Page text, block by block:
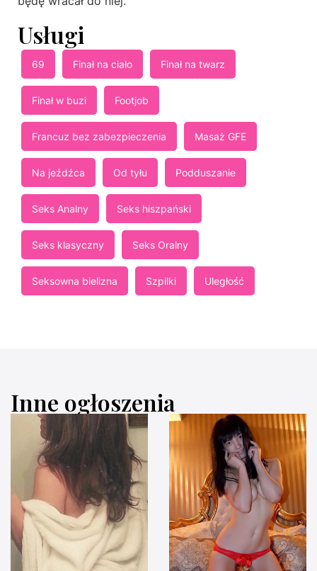
Usługi
69 Finał na ciało Finał na twarz
Finał w buzi Footjob
Francuz bez zabezpieczenia Masaż GFE
Na jeźdźca Od tyłu Podduszanie
Seks Analny Seks hiszpański
Seks klasyczny Seks Oralny
Seksowna bielizna Szpilki Uległość
Inne ogłoszenia